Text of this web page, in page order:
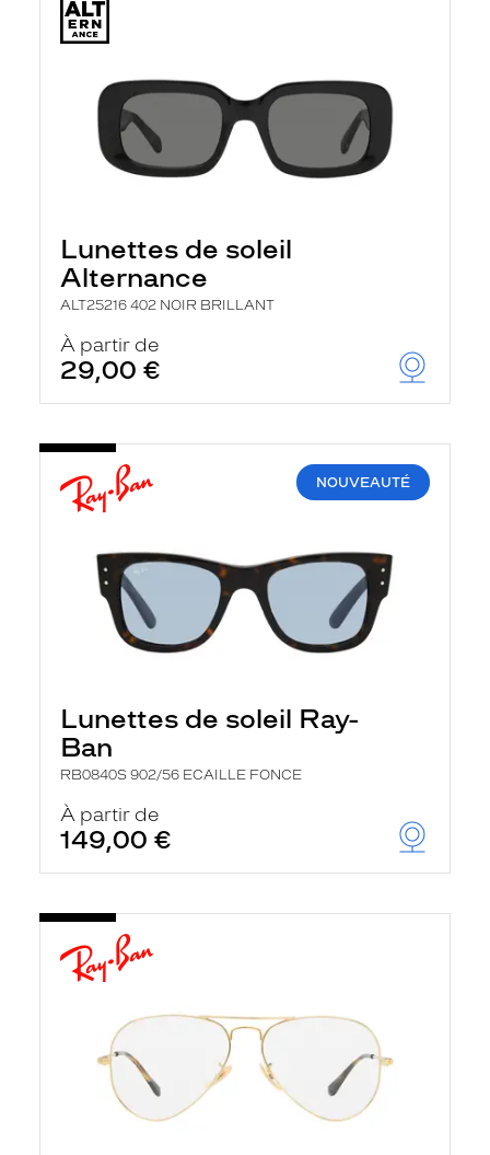
Lunettes de soleil
Alternance
ALT25216 402 NOIR BRILLANT
À partir de
29,00 €
NOUVEAUTÉ
Lunettes de soleil Ray-
Ban
RB0840S 902/56 ECAILLE FONCE
À partir de
149,00 €